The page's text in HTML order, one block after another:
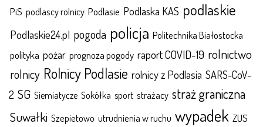
PiS podlascy rolnicy Podlasie Podlaska KAS podlaskie
Podlaskie24.pl pogoda policja Politechnika Białostocka
polityka pożar prognoza pogody raport COVID-19 rolnictwo
rolnicy Rolnicy Podlasie rolnicy z Podlasia SARS-CoV-
2 SG Siemiatycze Sokółka sport strażacy straż graniczna
Suwałki Szepietowo utrudnienia w ruchu wypadek ZUS